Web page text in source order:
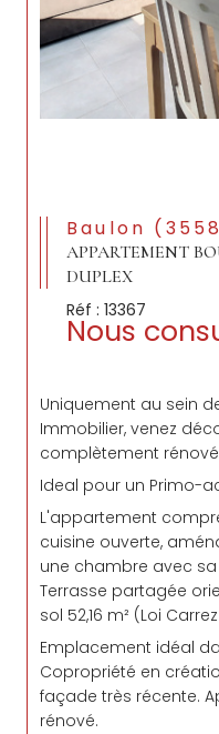
Baulon
APPARTEMENT
DUPLEX
Réf : 13367
Nous
Uniquement au sein
Immobilier, venez
complètement
Ideal pour un Primo-
L'appartement
cuisine ouverte,
une chambre avec
Terrasse partagée
sol 52,16 m² (Loi
Emplacement idéal
Copropriété en
façade très récente.
rénové.